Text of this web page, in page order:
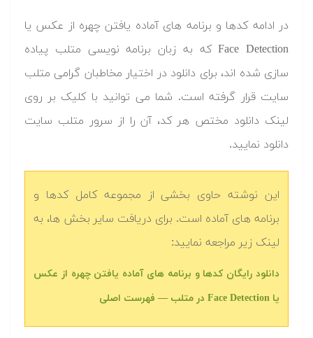
‫در ادامه کدها و برنامه های آماده یافتن چهره از عکس یا
Face Detection که به زبان برنامه نویسی متلب پیاده
سازی شده اند، برای دانلود در اختیار مخاطبان گرامی متلب
سایت قرار گرفته است. شما می توانید با کلیک بر روی
لینک دانلود مختص هر کد، آن را از سرور متلب سایت
دانلود نمایید.‬
این نوشته حاوی بخشی از مجموعه کامل کدها و
برنامه های آماده است. برای دریافت سایر بخش ها، به
لینک زیر مراجعه نمایید:
‫‫دانلود رایگان کدها و برنامه های آماده یافتن چهره از عکس
یا Face Detection در متلب‬‬ — فهرست اصلی